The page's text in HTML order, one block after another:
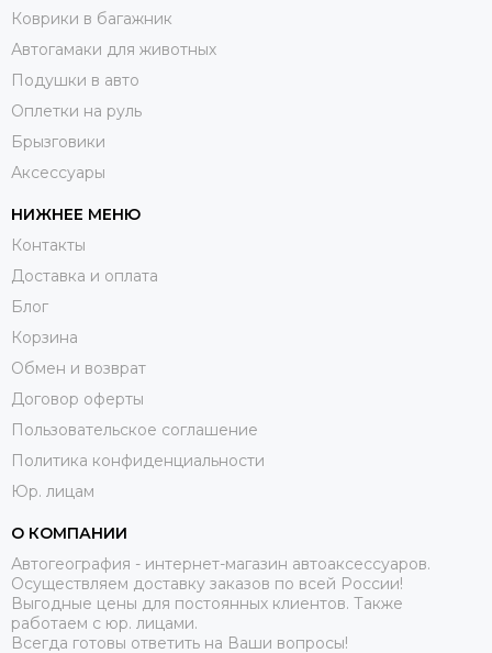
Коврики в багажник
Автогамаки для животных
Подушки в авто
Оплетки на руль
Брызговики
Аксессуары
НИЖНЕЕ МЕНЮ
Контакты
Доставка и оплата
Блог
Корзина
Обмен и возврат
Договор оферты
Пользовательское соглашение
Политика конфиденциальности
Юр. лицам
О КОМПАНИИ
Автогеография - интернет-магазин автоаксессуаров.
Осуществляем доставку заказов по всей России!
Выгодные цены для постоянных клиентов. Также
работаем с юр. лицами.
Всегда готовы ответить на Ваши вопросы!